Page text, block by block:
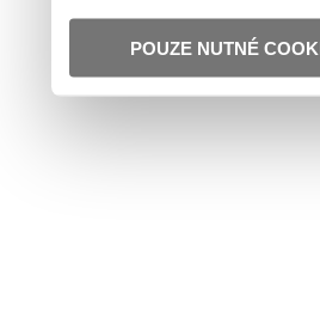
POUZE NUTNÉ